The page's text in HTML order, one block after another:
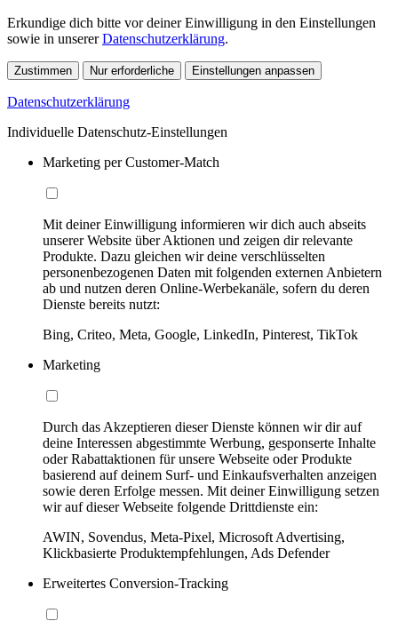
Erkundige dich bitte vor deiner Einwilligung in den Einstellungen
sowie in unsererDatenschutzerklärung.
Zustimmen Nur erforderliche Einstellungen anpassen
Datenschutzerklärung
Individuelle Datenschutz-Einstellungen
Marketing per Customer-Match
Mit deiner Einwilligung informieren wir dich auch abseits
unserer Website über Aktionen und zeigen dir relevante
Produkte. Dazu gleichen wir deine verschlüsselten
personenbezogenen Daten mit folgenden externen Anbietern
ab und nutzen deren Online-Werbekanäle, sofern du deren
Dienste bereits nutzt:
Bing, Criteo, Meta, Google, LinkedIn, Pinterest, TikTok
Marketing
Durch das Akzeptieren dieser Dienste können wir dir auf
deine Interessen abgestimmte Werbung, gesponserte Inhalte
oder Rabattaktionen für unsere Webseite oder Produkte
basierend auf deinem Surf- und Einkaufsverhalten anzeigen
sowie deren Erfolge messen. Mit deiner Einwilligung setzen
wir auf dieser Webseite folgende Drittdienste ein:
AWIN, Sovendus, Meta-Pixel, Microsoft Advertising,
Klickbasierte Produktempfehlungen, Ads Defender
Erweitertes Conversion-Tracking